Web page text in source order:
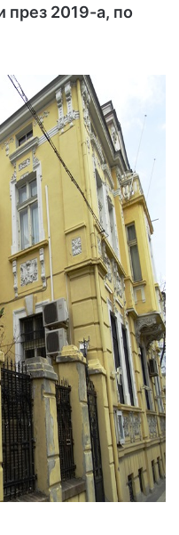
през 2019-а, по